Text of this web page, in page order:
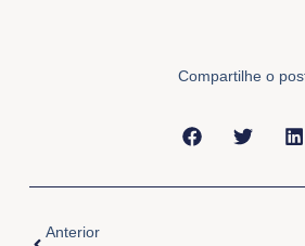
Compartilhe o
Anterior